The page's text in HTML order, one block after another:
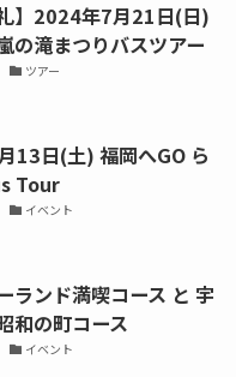
礼】2024年7月21日(日)
の滝まつりバスツアー
ツアー
13日(土) 福岡へGO ら
Tour
イベント
ランド満喫コース と 宇
和の町コース
イベント